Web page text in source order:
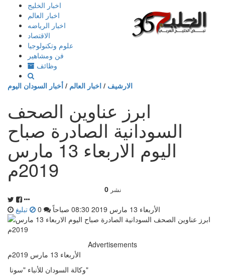
إذهب
المحتوى
اخبار الخليج
اخبار العالم
اخبار الرياضه
الاقتصاد
علوم وتكنولوجيا
فن ومشاهير
وظائف
الارشيف / اخبار العالم / أخبار السودان اليوم
ابرز عناوين الصحف
السودانية الصادرة صباح
اليوم الاربعاء 13 مارس
2019م
0 نشر
الأربعاء 13 مارس 2019 08:30 صباحاً تبليغ
Advertisements
وكالة السودان للأنباء "سونا"